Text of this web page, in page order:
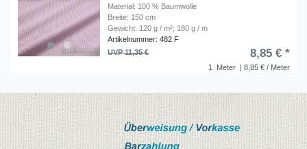
Material: 100 % Baumwolle
Breite: 150 cm
Gewicht: 120 g / m²; 180 g / m
Artikelnummer: 482 F
1 Meter | 8,85 € / Meter
UVP 11,35 € 8,85 € *